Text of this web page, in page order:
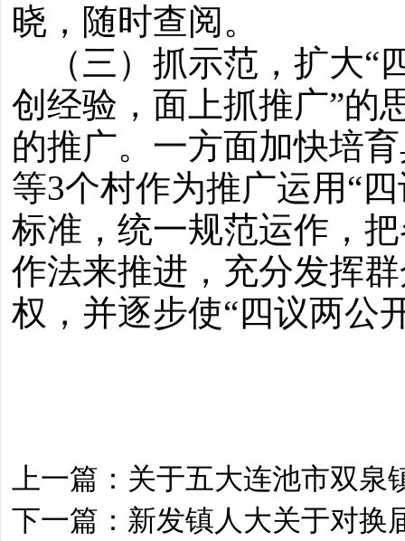
晓，随时查阅。
（三）抓示范，扩大“
创经验，面上抓推广”的
的推广。一方面加快培
等3个村作为推广运用“
标准，统一规范运作，
作法来推进，充分发挥
权，并逐步使“四议两公
上一篇： 关于五大连池市双泉
下一篇： 新发镇人大关于对换